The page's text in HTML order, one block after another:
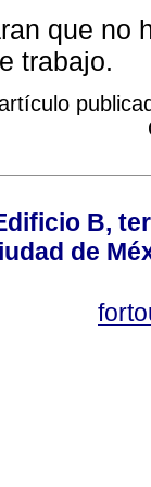
que no
trabajo.
B,
de